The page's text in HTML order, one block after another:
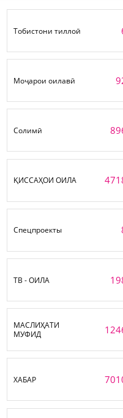
Тобистони тиллоӣ
Моҷарои оилавӣ
Солимӣ
ҚИССАҲОИ ОИЛА
Спецпроекты
ТВ - ОИЛА
МАСЛИҲАТИ
МУФИД
ХАБАР